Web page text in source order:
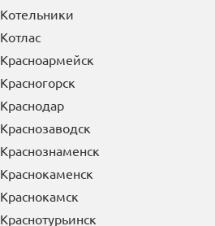
Котельники
Котлас
Красноармейск
Красногорск
Краснодар
Краснозаводск
Краснознаменск
Краснокаменск
Краснокамск
Краснотурьинск